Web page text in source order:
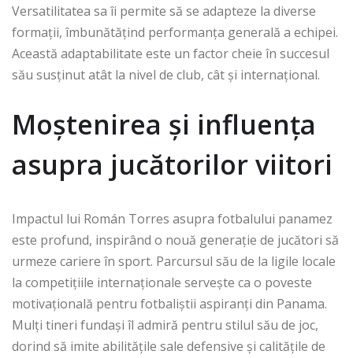
Versatilitatea sa îi permite să se adapteze la diverse
formații, îmbunătățind performanța generală a echipei.
Această adaptabilitate este un factor cheie în succesul
său susținut atât la nivel de club, cât și internațional.
Moștenirea și influența
asupra jucătorilor viitori
Impactul lui Román Torres asupra fotbalului panamez
este profund, inspirând o nouă generație de jucători să
urmeze cariere în sport. Parcursul său de la ligile locale
la competițiile internaționale servește ca o poveste
motivațională pentru fotbaliștii aspiranți din Panama.
Mulți tineri fundași îl admiră pentru stilul său de joc,
dorind să imite abilitățile sale defensive și calitățile de